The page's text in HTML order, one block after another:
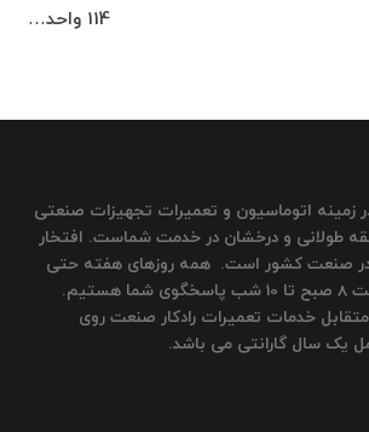
114 واحد…
زمینه اتوماسیون و تعمیرات تجهیزات صنعتی
طولانی و درخشان در خدمت شماست. افتخار
در صنعت کشور است. همه روزهای هفته حتی
روزهای تعطیل از ساعت 8 صبح تا 10 شب پاسخگوی شما هستیم.
خدمات تعمیرات رادکار صنعت روی
یک سال گارانتی می باشد.